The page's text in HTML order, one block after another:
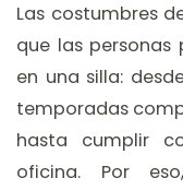
Las costumbres
que las
en una silla:
temporadas
hasta cumplir
oficina. Por